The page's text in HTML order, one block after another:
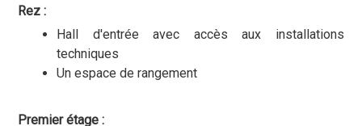
Rez :
Hall d'entrée avec accès aux installations
techniques
Un espace de rangement
Premier étage :